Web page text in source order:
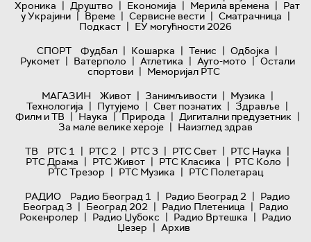
Хроника | Друштво | Економија | Мерила времена | Рат
у Украјини | Време | Сервисне вести | Сматрачница |
Подкаст | ЕУ могућности 2026
СПОРТ
Фудбал | Кошарка | Тенис | Одбојка |
Рукомет | Ватерполо | Атлетика | Ауто-мото | Остали
спортови | Меморијал РТС
МАГАЗИН
Живот | Занимљивости | Музика |
Технологијa | Путујемо | Свет познатих | Здравље |
Филм и ТВ | Наука | Природа | Дигитални предузетник |
За мале велике хероје | Наизглед здрав
ТВ
РТС 1 | РТС 2 | РТС 3 | РТС Свет | РТС Наука |
РТС Драма | РТС Живот | РТС Класика | РТС Коло |
РТС Трезор | РТС Музика | РТС Полетарац
РАДИО
Радио Београд 1 | Радио Београд 2 | Радио
Београд 3 | Београд 202 | Радио Плетеница | Радио
Рокенролер | Радио Џубокс | Радио Вртешка | Радио
Џезер | Архив